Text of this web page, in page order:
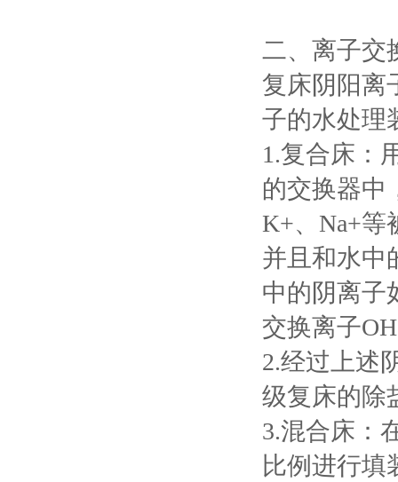
二、离子交
复床阴阳离
子的水处理
1.复合床：
的交换器中
K+、Na+等
并且和水中
中的阴离子
交换离子
2.经过上述
级复床的除
3.混合床：
比例进行填